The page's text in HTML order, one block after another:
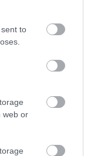
to
web or
musí
Lab to môže
1 až 2 %.
naakumulované